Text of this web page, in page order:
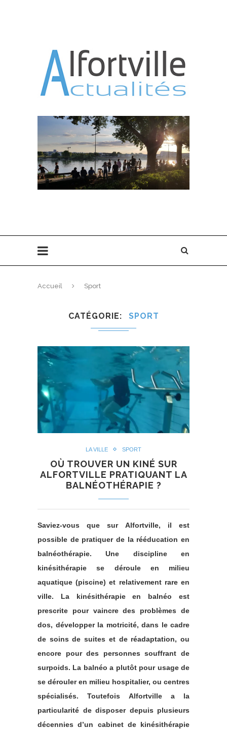
Accueil Sport
CATÉGORIE SPORT
LA VILLE SPORT
OÙ TROUVER UN KINÉ SUR
ALFORTVILLE PRATIQUANT LA
BALNÉOTHÉRAPIE ?
Saviez-vous que sur Alfortville, il est
possible de pratiquer de la rééducation en
balnéothérapie. Une discipline en
kinésithérapie se déroule en milieu
aquatique (piscine) et relativement rare en
ville. La kinésithérapie en balnéo est
prescrite pour vaincre des problèmes de
dos, développer la motricité, dans le cadre
de soins de suites et de réadaptation, ou
encore pour des personnes souffrant de
surpoids. La balnéo a plutôt pour usage de
se dérouler en milieu hospitalier, ou centres
spécialisés. Toutefois Alfortville a la
particularité de disposer depuis plusieurs
décennies d’un cabinet de kinésithérapie